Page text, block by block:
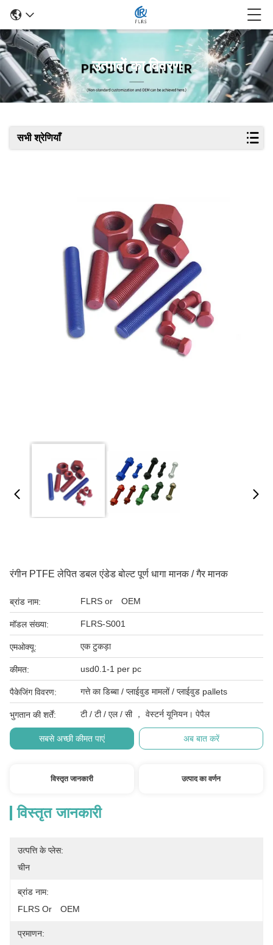
उत्पादों का विवरण
सभी श्रेणियाँ
रंगीन PTFE लेपित डबल एंडेड बोल्ट पूर्ण धागा मानक / गैर मानक
ब्रांड नाम: FLRS or OEM
मॉडल संख्या: FLRS-S001
एमओक्यू: एक टुकड़ा
कीमत: usd0.1-1 per pc
पैकेजिंग विवरण: गत्ते का डिब्बा / प्लाईवुड मामलों / प्लाईवुड pallets
भुगतान की शर्तें: टी / टी / एल / सी ， वेस्टर्न यूनियन। पेपैल
सबसे अच्छी कीमत पाएं अब बात करें
विस्तृत जानकारी उत्पाद का वर्णन
विस्तृत जानकारी
उत्पत्ति के प्लेस:
चीन
ब्रांड नाम:
FLRS Or　OEM
प्रमाणन: